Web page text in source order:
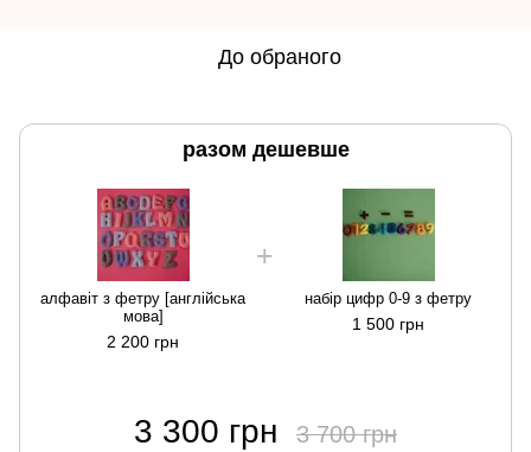
До обраного
разом дешевше
алфавіт з фетру [англійська
мова]
2 200 грн
набір цифр 0-9 з фетру
1 500 грн
3 300 грн 3 700 грн